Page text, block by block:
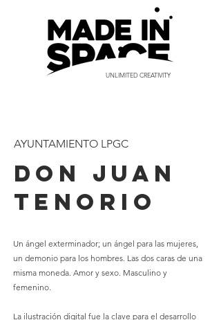
UNLIMITED CREATIVITY
AYUNTAMIENTO LPGC
DON JUAN
TENORIO
Un ángel exterminador; un ángel para las mujeres,
un demonio para los hombres. Las dos caras de una
misma moneda. Amor y sexo. Masculino y
femenino.
La ilustración digital fue la clave para el desarrollo